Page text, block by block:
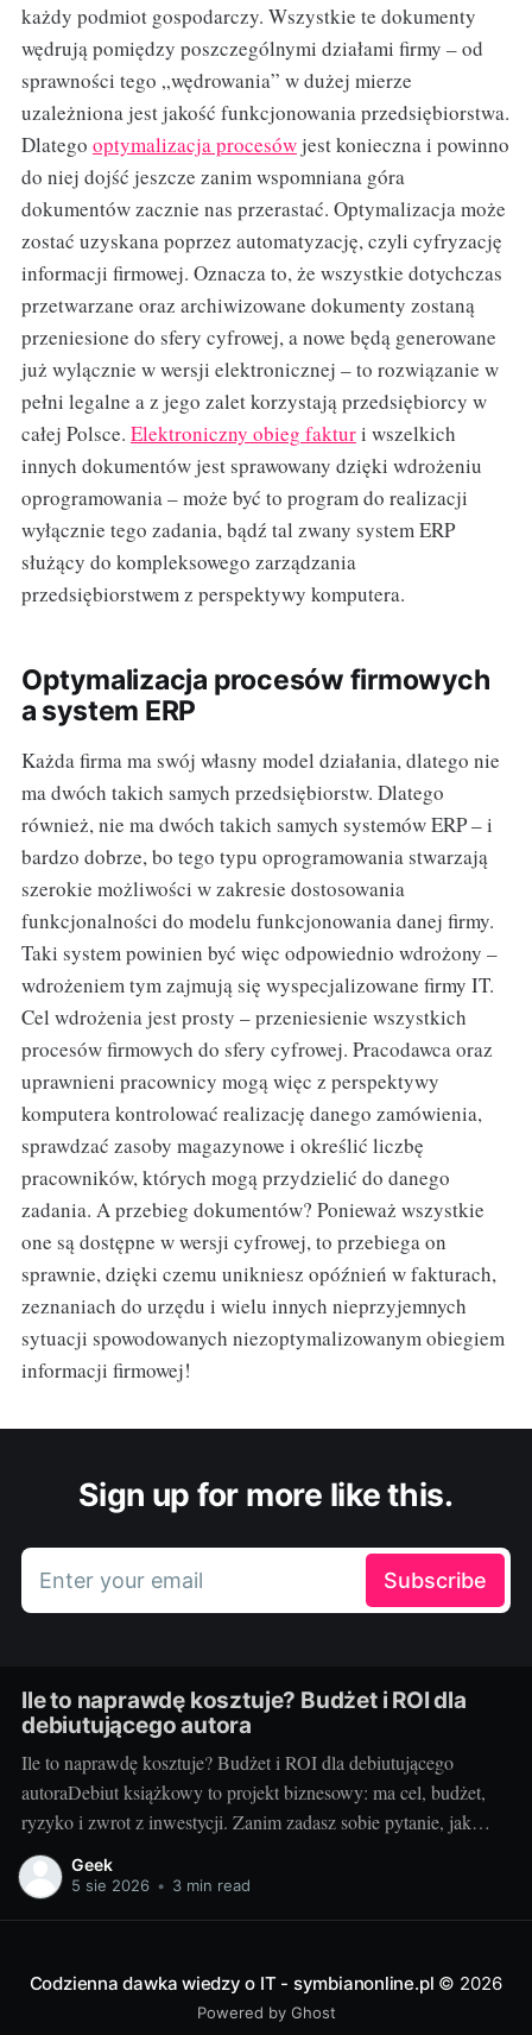
każdy podmiot gospodarczy. Wszystkie te dokumenty
wędrują pomiędzy poszczególnymi działami firmy – od
sprawności tego „wędrowania” w dużej mierze
uzależniona jest jakość funkcjonowania przedsiębiorstwa.
Dlatego optymalizacja procesówjest konieczna i powinno
do niej dojść jeszcze zanim wspomniana góra
dokumentów zacznie nas przerastać. Optymalizacja może
zostać uzyskana poprzez automatyzację, czyli cyfryzację
informacji firmowej. Oznacza to, że wszystkie dotychczas
przetwarzane oraz archiwizowane dokumenty zostaną
przeniesione do sfery cyfrowej, a nowe będą generowane
już wylącznie w wersji elektronicznej – to rozwiązanie w
pełni legalne a z jego zalet korzystają przedsiębiorcy w
całej Polsce. Elektroniczny obieg fakturi wszelkich
innych dokumentów jest sprawowany dzięki wdrożeniu
oprogramowania – może być to program do realizacji
wyłącznie tego zadania, bądź tal zwany system ERP
służący do kompleksowego zarządzania
przedsiębiorstwem z perspektywy komputera.
Optymalizacja procesów firmowych
a system ERP
Każda firma ma swój własny model działania, dlatego nie
ma dwóch takich samych przedsiębiorstw. Dlatego
również, nie ma dwóch takich samych systemów ERP – i
bardzo dobrze, bo tego typu oprogramowania stwarzają
szerokie możliwości w zakresie dostosowania
funkcjonalności do modelu funkcjonowania danej firmy.
Taki system powinien być więc odpowiednio wdrożony –
wdrożeniem tym zajmują się wyspecjalizowane firmy IT.
Cel wdrożenia jest prosty – przeniesienie wszystkich
procesów firmowych do sfery cyfrowej. Pracodawca oraz
uprawnieni pracownicy mogą więc z perspektywy
komputera kontrolować realizację danego zamówienia,
sprawdzać zasoby magazynowe i określić liczbę
pracowników, których mogą przydzielić do danego
zadania. A przebieg dokumentów? Ponieważ wszystkie
one są dostępne w wersji cyfrowej, to przebiega on
sprawnie, dzięki czemu unikniesz opóźnień w fakturach,
zeznaniach do urzędu i wielu innych nieprzyjemnych
sytuacji spowodowanych niezoptymalizowanym obiegiem
informacji firmowej!
Sign up for more like this.
Enter your email Subscribe
Ile to naprawdę kosztuje? Budżet i ROI dla
debiutującego autora
Ile to naprawdę kosztuje? Budżet i ROI dla debiutującego
autoraDebiut książkowy to projekt biznesowy: ma cel, budżet,
ryzyko i zwrot z inwestycji. Zanim zadasz sobie pytanie, jak
wydać książkę, policz koszty i sprawdź, kiedy inwestycja się
spina. Ten przewodnik pokazuje, jak świadomie ułożyć budżet,
Geek
5 sie 2026 • 3 min read
Codzienna dawka wiedzy o IT - symbianonline.pl © 2026
Powered by Ghost